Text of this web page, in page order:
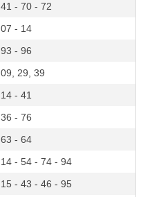
41 - 70 - 72
07 - 14
93 - 96
09, 29, 39
14 - 41
36 - 76
63 - 64
14 - 54 - 74 - 94
15 - 43 - 46 - 95